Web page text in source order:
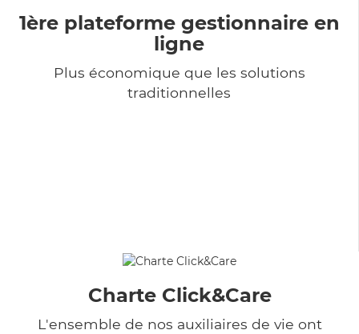
1ère plateforme gestionnaire en
ligne
Plus économique que les solutions
traditionnelles
Charte Click&Care
L'ensemble de nos auxiliaires de vie ont